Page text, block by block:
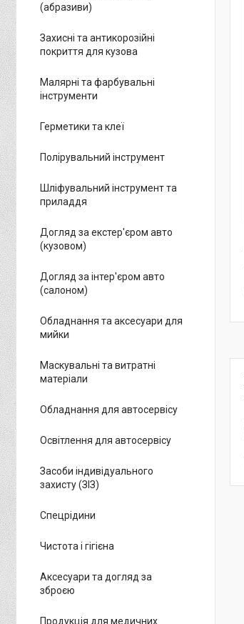
(абразиви)
Захисні та антикорозійні
покриття для кузова
Малярні та фарбувальні
інструменти
Герметики та клеї
Полірувальний інструмент
Шліфувальний інструмент та
приладдя
Догляд за екстер'єром авто
(кузовом)
Догляд за інтер'єром авто
(салоном)
Обладнання та аксесуари для
мийки
Маскувальні та витратні
матеріали
Обладнання для автосервісу
Освітлення для автосервісу
Засоби індивідуального
захисту (ЗІЗ)
Спецрідини
Чистота і гігієна
Аксесуари та догляд за
зброєю
Продукція для медичних